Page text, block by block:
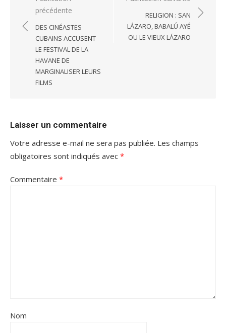
l’article
précédente
DES CINÉASTES
CUBAINS ACCUSENT
LE FESTIVAL DE LA
HAVANE DE
MARGINALISER LEURS
FILMS
RELIGION : SAN
LÁZARO, BABALÚ AYÉ
OU LE VIEUX LÁZARO
Laisser un commentaire
Votre adresse e-mail ne sera pas publiée. Les champs
obligatoires sont indiqués avec *
Commentaire *
Nom